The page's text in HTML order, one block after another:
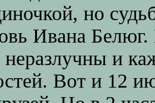
но
Ивана
и
Вот и 12